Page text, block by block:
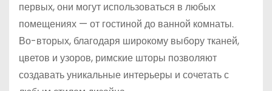
первых, они могут использоваться в любых
помещениях — от гостиной до ванной комнаты.
Во-вторых, благодаря широкому выбору тканей,
цветов и узоров, римские шторы позволяют
создавать уникальные интерьеры и сочетать с